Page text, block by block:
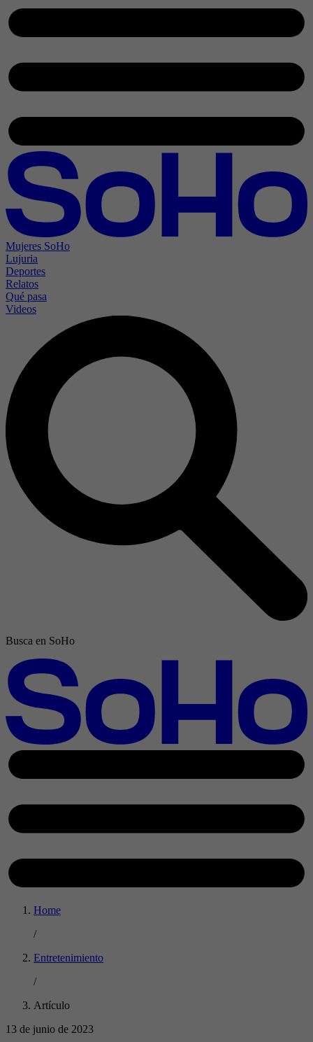
Mujeres SoHo
Lujuria
Deportes
Relatos
Qué pasa
Videos
Busca en SoHo
Home
/
Entretenimiento
/
Artículo
13 de junio de 2023